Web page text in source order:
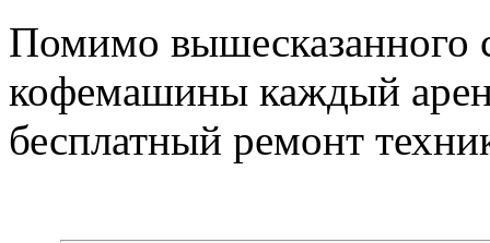
Помимо вышесказанного
кофемашины каждый
бесплатный ремонт